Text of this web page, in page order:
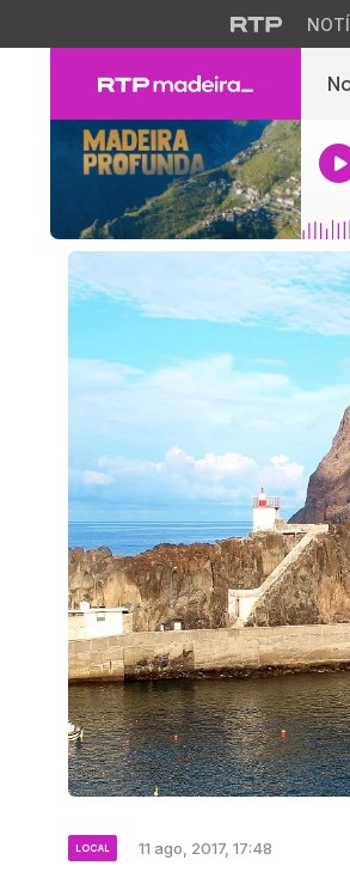
LOCAL 11 ago, 2017, 17:48